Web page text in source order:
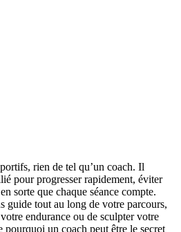
rien de tel qu’un coach. Il
pour progresser rapidement, éviter
sorte que chaque séance compte.
guide tout au long de votre parcours,
endurance ou de sculpter votre
pourquoi un coach peut être le secret